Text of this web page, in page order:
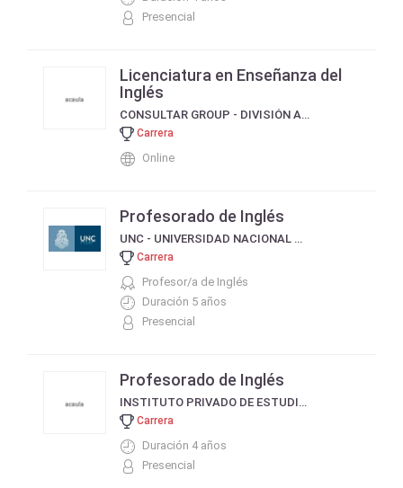
Presencial
Licenciatura en Enseñanza del
Inglés
CONSULTAR GROUP - DIVISIÓN ACADÉMICA
Carrera
Online
Profesorado de Inglés
UNC - UNIVERSIDAD NACIONAL DE CÓRDOBA
Carrera
Profesor/a de Inglés
Duración 5 años
Presencial
Profesorado de Inglés
INSTITUTO PRIVADO DE ESTUDIOS SUPERIORES DE MISIONES - IPESMI
Carrera
Duración 4 años
Presencial